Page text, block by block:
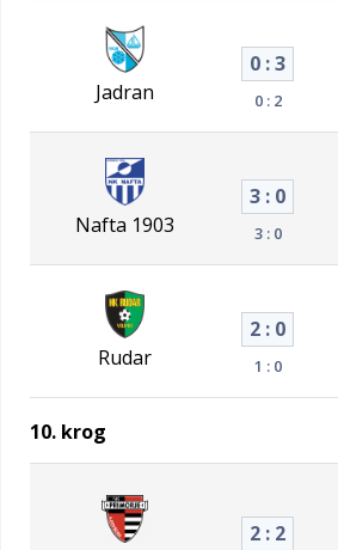
Jadran
0 : 3
0 : 2
Nafta 1903
3 : 0
3 : 0
Rudar
2 : 0
1 : 0
10. krog
2 : 2